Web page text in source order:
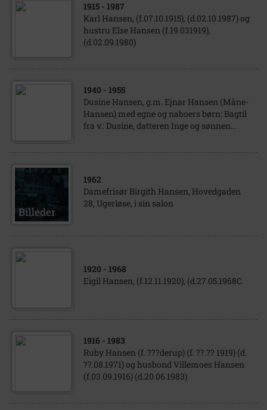
1915 - 1987
Karl Hansen, (f.07.10.1915), (d.02.10.1987) og
hustru Else Hansen (f.19.031919),
(d.02.09.1980)
1940 - 1955
Dusine Hansen, g.m. Ejnar Hansen (Måne-
Hansen) med egne og naboers børn: Bagtil
fra v.: Dusine, datteren Inge og sønnen...
1962
Damefrisør Birgith Hansen, Hovedgaden
28, Ugerløse, i sin salon
1920 - 1968
Eigil Hansen, (f.12.11.1920), (d.27.05.1968C
1916 - 1983
Ruby Hansen (f. ???derup) (f. ??.?? 1919) (d.
??.08.1971) og husbond Villemoes Hansen
(f.03.09.1916) (d.20.06.1983)